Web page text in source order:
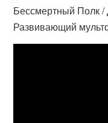
Бессмертный Полк
Развивающий